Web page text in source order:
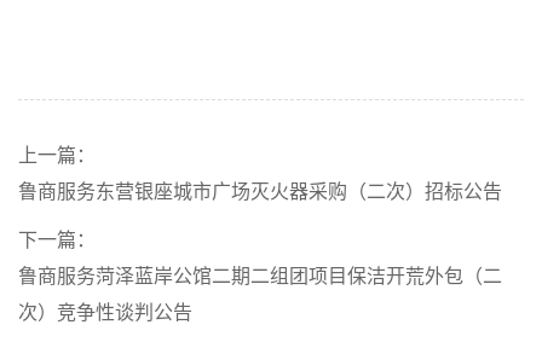
上一篇：
鲁商服务东营银座城市广场灭火器采购（二次）招标公告
下一篇：
鲁商服务菏泽蓝岸公馆二期二组团项目保洁开荒外包（二
次）竞争性谈判公告